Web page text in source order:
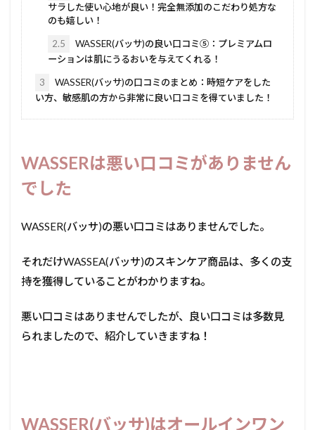
サラした使い心地が良い！完全無添加のこだわり処方な
のも嬉しい！
2.5
WASSER(バッサ)の良い口コミ⑤：プレミアムロ
ーションは肌にうるおいを与えてくれる！
3
WASSER(バッサ)の口コミのまとめ：時短ケアをした
い方、敏感肌の方から非常に良い口コミを得ていました！
WASSERは悪い口コミがありません
でした
WASSER(バッサ)の悪い口コミはありませんでした。
それだけWASSEA(バッサ)のスキンケア商品は、多くの支
持を獲得していることがわかりますね。
悪い口コミはありませんでしたが、良い口コミは多数見
られましたので、紹介していきますね！
WASSER(バッサ)はオールインワン